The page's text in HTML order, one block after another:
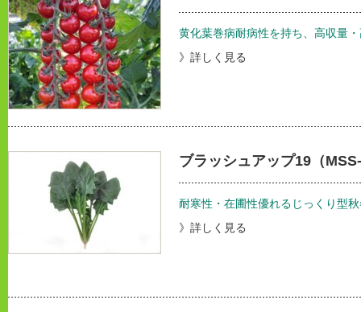
黄化葉巻病耐病性を持ち、高収量
》詳しく見る
ブラッシュアップ19（
耐寒性・在圃性優れるじっくり型
》詳しく見る